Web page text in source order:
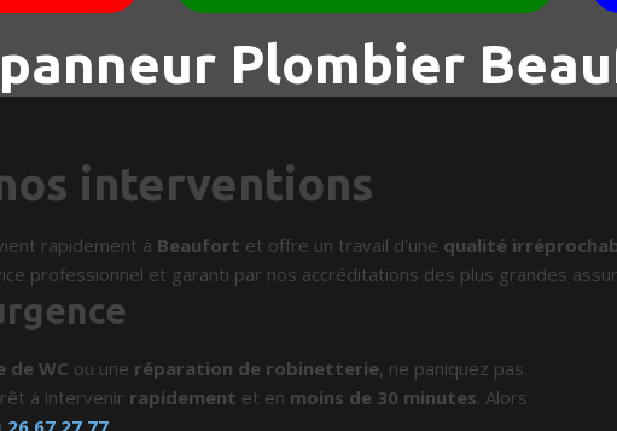
Plombier
interventions
rapidement à Beaufort et offre un travail d'une qualité
professionnel et garanti par nos accréditations des plus grandes
de WC ou une réparation de robinetterie, ne paniquez pas.
à intervenir rapidement et en moins de 30 minutes. Alors
26 67 27 77.